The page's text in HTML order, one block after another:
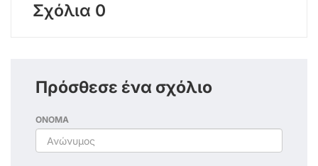
Σχόλια 0
Πρόσθεσε ένα σχόλιο
ΟΝΟΜΑ